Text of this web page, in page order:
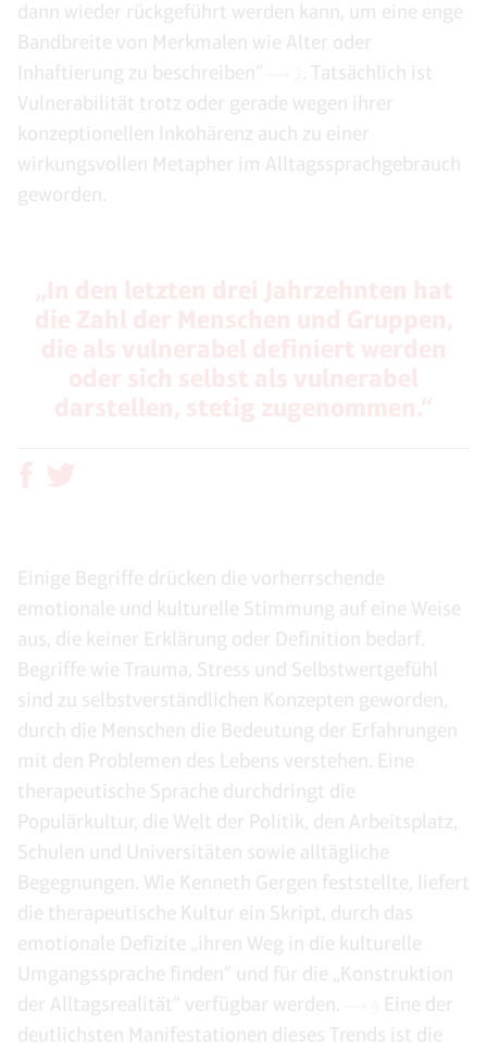
dann wieder rückgeführt werden kann, um eine enge
Bandbreite von Merkmalen wie Alter oder
Inhaftierung zu beschreiben”
. Tatsächlich ist
Vulnerabilität trotz oder gerade wegen ihrer
konzeptionellen Inkohärenz auch zu einer
wirkungsvollen Metapher im Alltagssprachgebrauch
geworden.
Einige Begriffe drücken die vorherrschende
emotionale und kulturelle Stimmung auf eine Weise
aus, die keiner Erklärung oder Definition bedarf.
Begriffe wie Trauma, Stress und Selbstwertgefühl
sind zu selbstverständlichen Konzepten geworden,
durch die Menschen die Bedeutung der Erfahrungen
mit den Problemen des Lebens verstehen. Eine
therapeutische Sprache durchdringt die
Populärkultur, die Welt der Politik, den Arbeitsplatz,
Schulen und Universitäten sowie alltägliche
Begegnungen. Wie Kenneth Gergen feststellte, liefert
die therapeutische Kultur ein Skript, durch das
emotionale Defizite „ihren Weg in die kulturelle
Umgangssprache finden“ und für die „Konstruktion
der Alltagsrealität“ verfügbar werden.
Eine der
deutlichsten Manifestationen dieses Trends ist die